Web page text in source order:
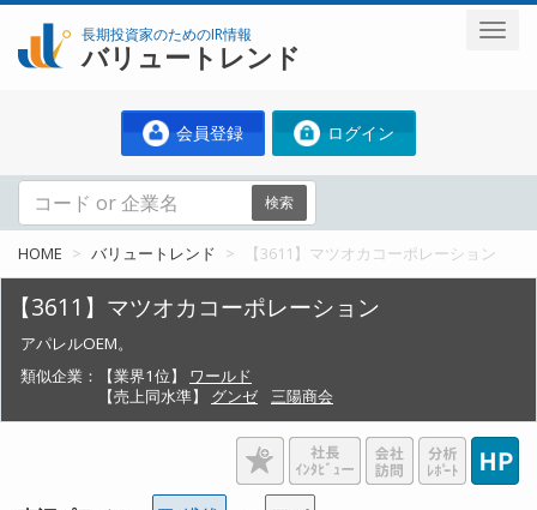
長期投資家のためのIR情報
バリュートレンド
会員登録 ログイン
検索
HOME バリュートレンド 【3611】マツオカコーポレーション
【3611】マツオカコーポレーション
アパレルOEM。
類似企業：
【業界1位】
ワールド
【売上同水準】
グンゼ 三陽商会